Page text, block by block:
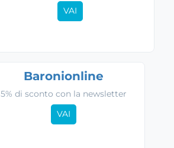
VAI
Baronionline
5% di sconto con la newsletter
VAI